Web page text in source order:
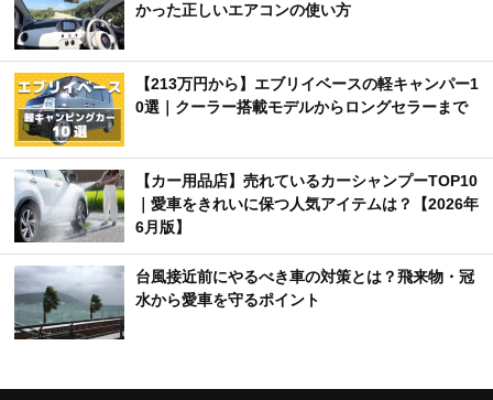
かった正しいエアコンの使い方
【213万円から】エブリイベースの軽キャンパー1
0選｜クーラー搭載モデルからロングセラーまで
【カー用品店】売れているカーシャンプーTOP10
｜愛車をきれいに保つ人気アイテムは？【2026年
6月版】
台風接近前にやるべき車の対策とは？飛来物・冠
水から愛車を守るポイント